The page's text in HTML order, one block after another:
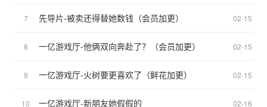
7 先导片-被卖还得替她数钱（会员加更） 02-15
8 一亿游戏厅-他俩双向奔赴了？（会员加更） 02-15
9 一亿游戏厅-火树要更喜欢了（鲜花加更） 02-15
10 一亿游戏厅-新朋友她假假的 02-16